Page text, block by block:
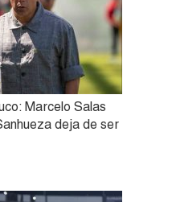
Marcelo Salas
deja de ser